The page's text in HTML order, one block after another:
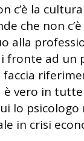
c’è la
che non
alla
fronte ad un
faccia
è vero in
lo psicologo
in crisi